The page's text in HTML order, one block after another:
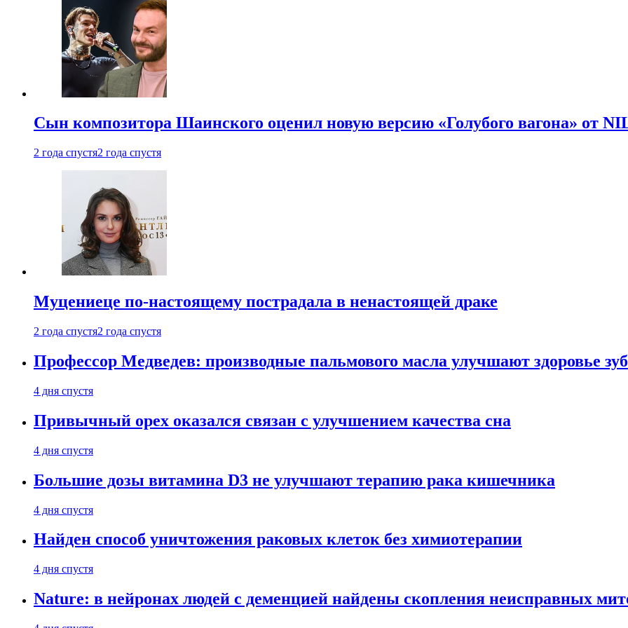
Сын композитора Шаинского оценил новую версию «Голубого вагона» от
2 года спустя2 года спустя
Муцениеце по-настоящему пострадала в ненастоящей драке
2 года спустя2 года спустя
Профессор Медведев: производные пальмового масла улучшают здоровье
4 дня спустя
Привычный орех оказался связан с улучшением качества сна
4 дня спустя
Большие дозы витамина D3 не улучшают терапию рака кишечника
4 дня спустя
Найден способ уничтожения раковых клеток без химиотерапии
4 дня спустя
Nature: в нейронах людей с деменцией найдены скопления неисправных